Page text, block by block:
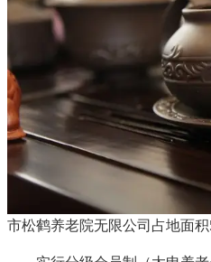
市松鹤养老院无限公司占地面